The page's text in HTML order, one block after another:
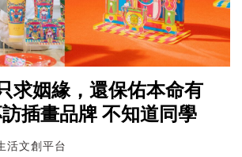
求姻緣，還保佑本命有
插畫品牌 不知道同學
活文創平台